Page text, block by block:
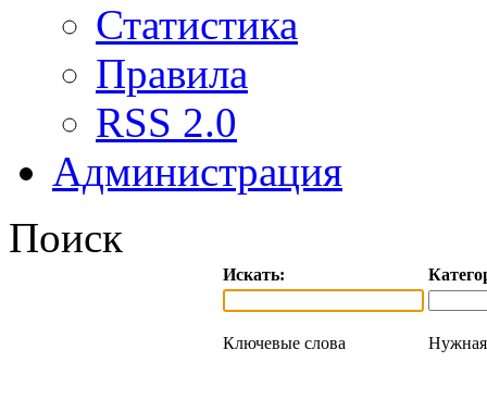
Статистика
Правила
RSS 2.0
Администрация
Поиск
Искать:
Ключевые слова Нужная